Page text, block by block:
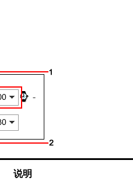
说明